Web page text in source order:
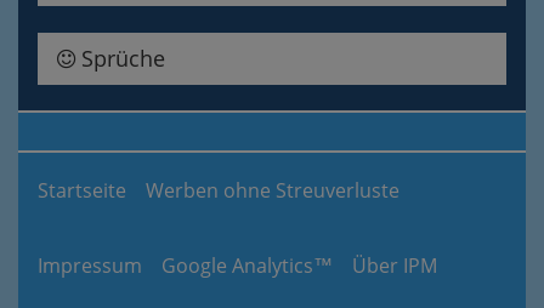
Sprüche
Startseite Werben ohne Streuverluste
Impressum Google Analytics™ Über IPM